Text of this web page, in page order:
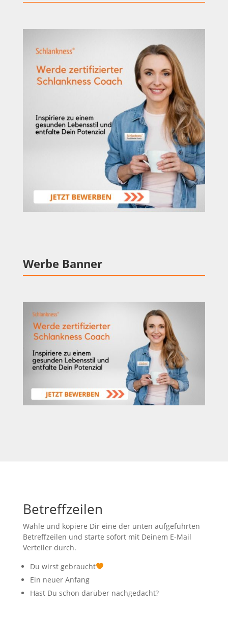
Werbe Banner
Betreffzeilen
Wähle und kopiere Dir eine der unten aufgeführten
Betreffzeilen und starte sofort mit Deinem E-Mail
Verteiler durch.
Du wirst gebraucht
Ein neuer Anfang
Hast Du schon darüber nachgedacht?